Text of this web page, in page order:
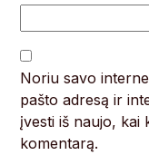
Noriu savo
pašto adresą ir
įvesti iš naujo, kai
komentarą.